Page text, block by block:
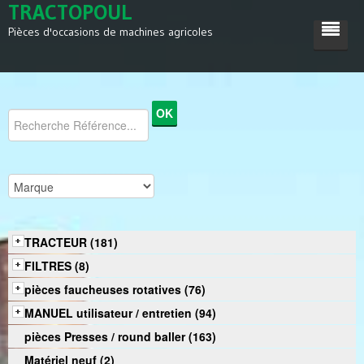
TRACTOPOUL
Pièces d'occasions de machines agricoles
TRACTEUR (181)
FILTRES (8)
pièces faucheuses rotatives (76)
MANUEL utilisateur / entretien (94)
pièces Presses / round baller (163)
Matériel neuf (2)
TRACTEUR
DIVERS
CONTACT